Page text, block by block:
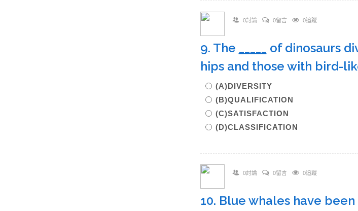
0討論 0留言 0追蹤
9. The _____ of dinosaurs
hips and those with bird-
(A)DIVERSITY
(B)QUALIFICATION
(C)SATISFACTION
(D)CLASSIFICATION
0討論 0留言 0追蹤
10. Blue whales have